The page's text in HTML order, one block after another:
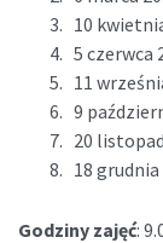
10
5 czerwca
11
9
20
18 grudnia
Godziny zajęć: